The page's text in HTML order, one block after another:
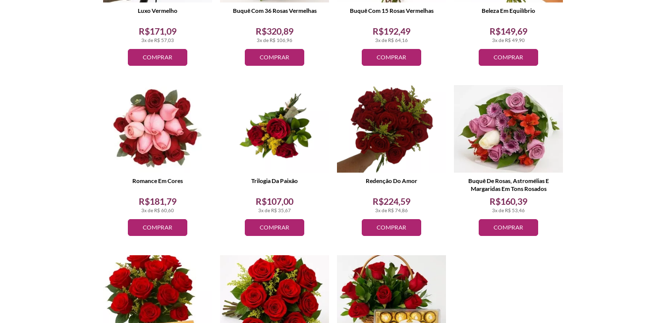
COMPRAR
3x de R$ 57,03
R$171,09
Luxo Vermelho
COMPRAR
3x de R$ 106,96
R$320,89
Buquê Com 36 Rosas Vermelhas
COMPRAR
3x de R$ 64,16
R$192,49
Buquê Com 15 Rosas Vermelhas
COMPRAR
3x de R$ 49,90
R$149,69
Beleza Em Equilíbrio
COMPRAR
3x de R$ 60,60
R$181,79
Romance Em Cores
COMPRAR
3x de R$ 35,67
R$107,00
Trilogia Da Paixão
COMPRAR
3x de R$ 74,86
R$224,59
Redenção Do Amor
COMPRAR
3x de R$ 53,46
R$160,39
Buquê De Rosas, Astromélias E
Margaridas Em Tons Rosados